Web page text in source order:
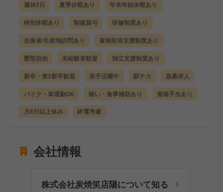
週休2日 夏季休暇あり 年末年始休暇あり
特別休暇あり 制服貸与 研修制度あり
生産者/生産地訪問あり 資格取得支援制度あり
髪型自由 未経験者歓迎 独立支援制度あり
新卒・第2新卒歓迎 若手活躍中 駅チカ 急募求人
バイク・車通勤OK 賄い・食事補助あり 資格手当あり
月8日以上休み 終電考慮
会社情報
株式会社炭焼笑店陽について知る